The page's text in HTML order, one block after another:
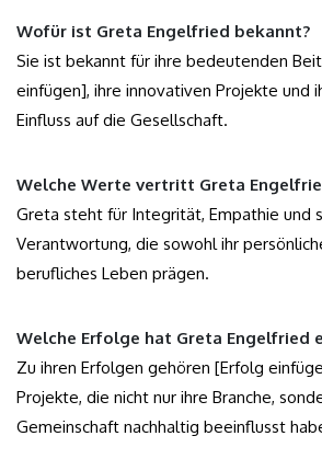
Wofür ist Greta Engelfried bekannt?
Sie ist bekannt für ihre bedeutenden
einfügen], ihre innovativen Projekte und
Einfluss auf die Gesellschaft.
Welche Werte vertritt Greta
Greta steht für Integrität, Empathie und
Verantwortung, die sowohl ihr
berufliches Leben prägen.
Welche Erfolge hat Greta Engelfried
Zu ihren Erfolgen gehören [Erfolg
Projekte, die nicht nur ihre Branche,
Gemeinschaft nachhaltig beeinflusst